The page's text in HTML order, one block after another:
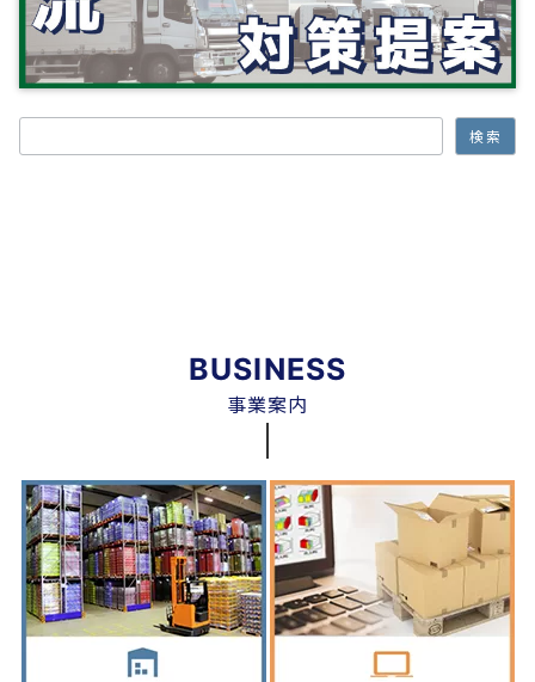
検索
BUSINESS
事業案内